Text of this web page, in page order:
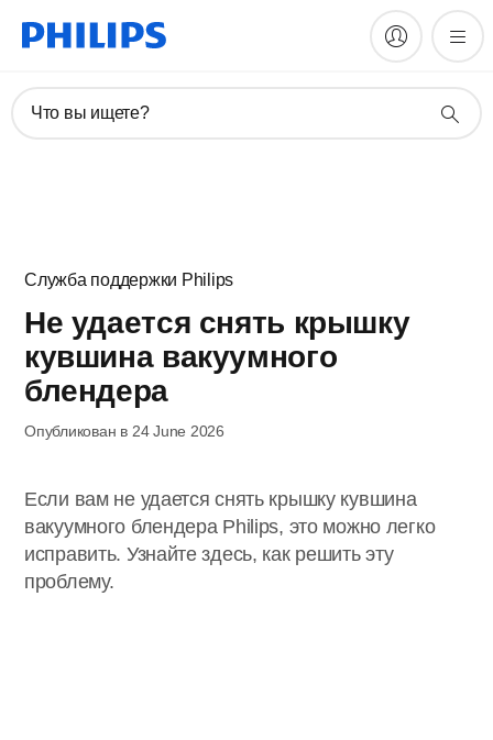
Что вы ищете?
Служба поддержки Philips
Не удается снять крышку
кувшина вакуумного
блендера
Опубликован в 24 June 2026
Если вам не удается снять крышку кувшина
вакуумного блендера Philips, это можно легко
исправить. Узнайте здесь, как решить эту
проблему.